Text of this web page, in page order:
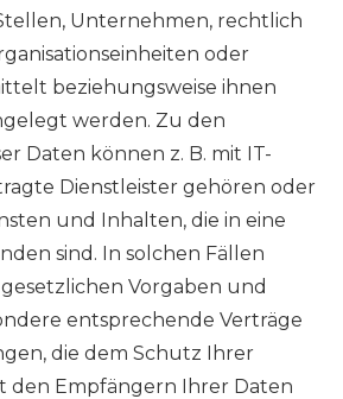
Unternehmen, rechtlich
oder
beziehungsweise ihnen
werden. Zu den
Daten können z. B. mit IT-
Dienstleister gehören oder
und Inhalten, die in eine
sind. In solchen Fällen
Vorgaben und
entsprechende Verträge
die dem Schutz Ihrer
den Empfängern Ihrer Daten